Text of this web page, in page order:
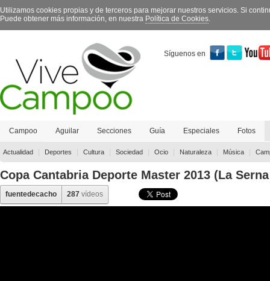
Utilizamos cookies propias y de terceros para mejorar nuestros servicios. Si
Puede obtener más información, en nuestra Política de Cookies.
Síguenos en
Campoo Aguilar Secciones Guía Especiales Fotos
Actualidad Deportes Cultura Sociedad Ocio Naturaleza Música
Contacto
Copa Cantabria Deporte Master 2013 (La
fuentedecacho 287 vídeos